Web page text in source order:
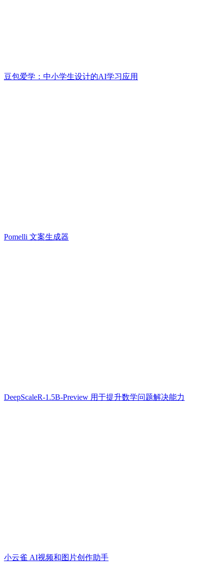
豆包爱学：中小学生设计的AI学习应用
Pomelli 文案生成器
DeepScaleR-1.5B-Preview 用于提升数学问题解决能力
小云雀 AI视频和图片创作助手